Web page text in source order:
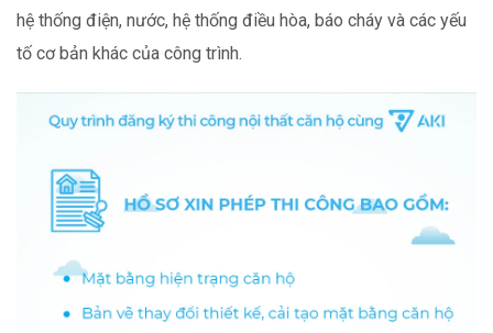
hệ thống điện, nước, hệ thống điều hòa, báo cháy và các yếu
tố cơ bản khác của công trình.